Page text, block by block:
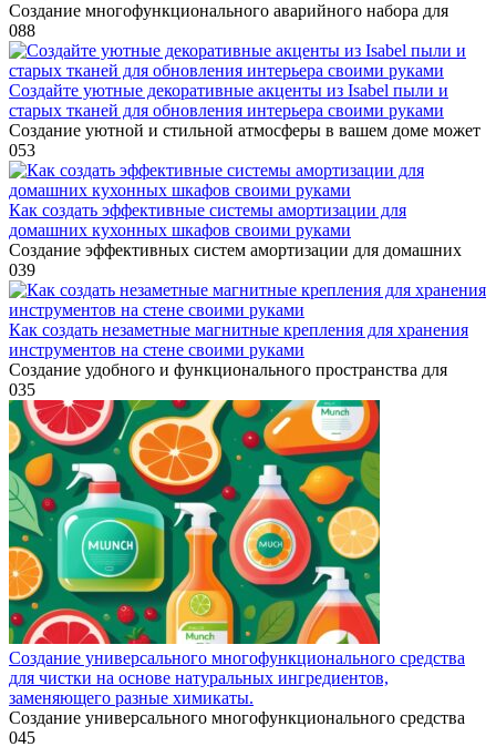
Создание многофункционального аварийного набора для
088
Создайте уютные декоративные акценты из Isabel пыли и
старых тканей для обновления интерьера своими руками
Создание уютной и стильной атмосферы в вашем доме может
053
Как создать эффективные системы амортизации для
домашних кухонных шкафов своими руками
Создание эффективных систем амортизации для домашних
039
Как создать незаметные магнитные крепления для хранения
инструментов на стене своими руками
Создание удобного и функционального пространства для
035
Создание универсального многофункционального средства
для чистки на основе натуральных ингредиентов,
заменяющего разные химикаты.
Создание универсального многофункционального средства
045